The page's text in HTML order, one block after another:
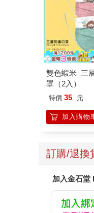
雙色蝦米_三
罩（2入）
特價 35 元
加入購物
訂購/退換
加入金石堂